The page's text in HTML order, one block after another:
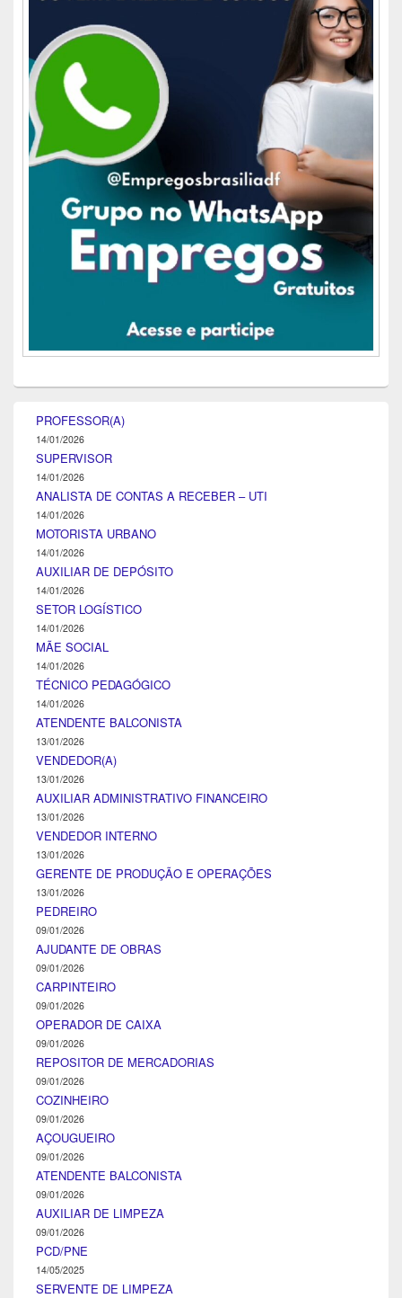
PROFESSOR(A)
14/01/2026
SUPERVISOR
14/01/2026
ANALISTA DE CONTAS A RECEBER – UTI
14/01/2026
MOTORISTA URBANO
14/01/2026
AUXILIAR DE DEPÓSITO
14/01/2026
SETOR LOGÍSTICO
14/01/2026
MÃE SOCIAL
14/01/2026
TÉCNICO PEDAGÓGICO
14/01/2026
ATENDENTE BALCONISTA
13/01/2026
VENDEDOR(A)
13/01/2026
AUXILIAR ADMINISTRATIVO FINANCEIRO
13/01/2026
VENDEDOR INTERNO
13/01/2026
GERENTE DE PRODUÇÃO E OPERAÇÕES
13/01/2026
PEDREIRO
09/01/2026
AJUDANTE DE OBRAS
09/01/2026
CARPINTEIRO
09/01/2026
OPERADOR DE CAIXA
09/01/2026
REPOSITOR DE MERCADORIAS
09/01/2026
COZINHEIRO
09/01/2026
AÇOUGUEIRO
09/01/2026
ATENDENTE BALCONISTA
09/01/2026
AUXILIAR DE LIMPEZA
09/01/2026
PCD/PNE
14/05/2025
SERVENTE DE LIMPEZA